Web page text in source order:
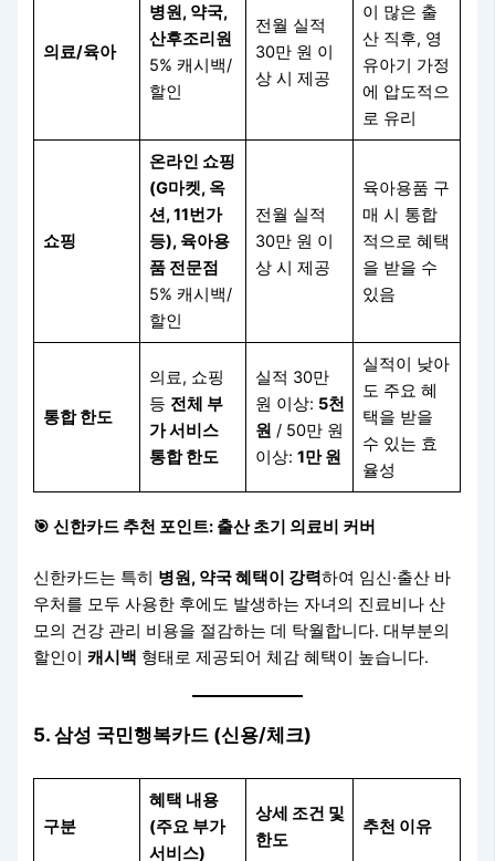
의료/육아
병원, 약국,
산후조리원
5% 캐시백/
할인
전월 실적
30만 원 이
상 시 제공
이 많은 출
산 직후, 영
유아기 가정
에 압도적으
로 유리
쇼핑
온라인 쇼핑
(G마켓, 옥
션, 11번가
등), 육아용
품 전문점
5% 캐시백/
할인
전월 실적
30만 원 이
상 시 제공
육아용품 구
매 시 통합
적으로 혜택
을 받을 수
있음
통합 한도
의료, 쇼핑
등 전체 부
가 서비스
통합 한도
실적 30만
원 이상: 5천
원 / 50만 원
이상: 1만 원
실적이 낮아
도 주요 혜
택을 받을
수 있는 효
율성
🎯신한카드 추천 포인트: 출산 초기 의료비 커버
신한카드는 특히 병원, 약국 혜택이 강력하여 임신·출산 바
우처를 모두 사용한 후에도 발생하는 자녀의 진료비나 산
모의 건강 관리 비용을 절감하는 데 탁월합니다. 대부분의
할인이캐시백 형태로 제공되어 체감 혜택이 높습니다.
5. 삼성 국민행복카드 (신용/체크)
구분
혜택 내용
(주요 부가
서비스)
상세 조건 및
한도
추천 이유